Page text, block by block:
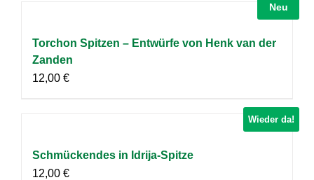
Neu
Torchon Spitzen – Entwürfe von Henk van der
Zanden
12,00 €
Wieder da!
Schmückendes in Idrija-Spitze
12,00 €